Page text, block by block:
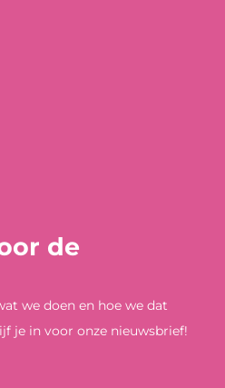
de
we doen en hoe we dat
je in voor onze nieuwsbrief!